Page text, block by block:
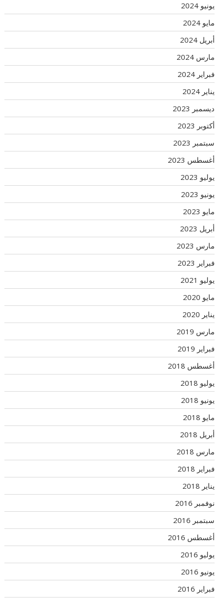
يونيو 2024
مايو 2024
أبريل 2024
مارس 2024
فبراير 2024
يناير 2024
ديسمبر 2023
أكتوبر 2023
سبتمبر 2023
أغسطس 2023
يوليو 2023
يونيو 2023
مايو 2023
أبريل 2023
مارس 2023
فبراير 2023
يوليو 2021
مايو 2020
يناير 2020
مارس 2019
فبراير 2019
أغسطس 2018
يوليو 2018
يونيو 2018
مايو 2018
أبريل 2018
مارس 2018
فبراير 2018
يناير 2018
نوفمبر 2016
سبتمبر 2016
أغسطس 2016
يوليو 2016
يونيو 2016
فبراير 2016